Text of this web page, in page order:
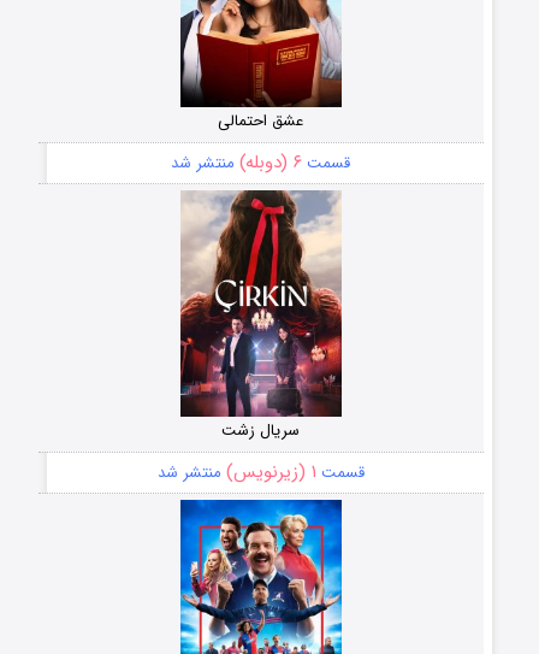
عشق احتمالی
قسمت ۶ (دوبله) منتشر شد
سریال زشت
قسمت ۱ (زیرنویس) منتشر شد